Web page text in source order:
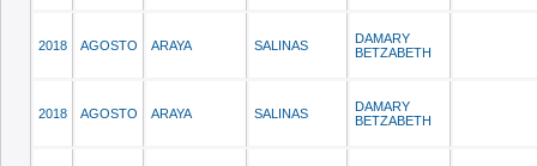
2018 AGOSTO ARAYA SALINAS
DAMARY
BETZABETH
2018 AGOSTO ARAYA SALINAS
DAMARY
BETZABETH